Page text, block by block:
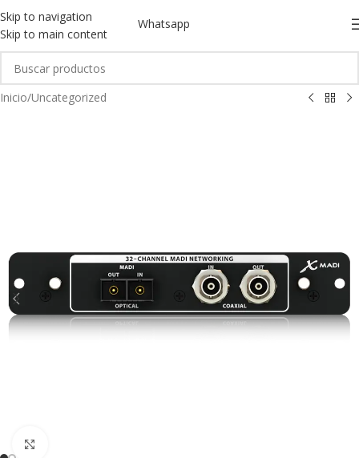
Skip to navigation
Skip to main content
Whatsapp
Inicio/Uncategorized